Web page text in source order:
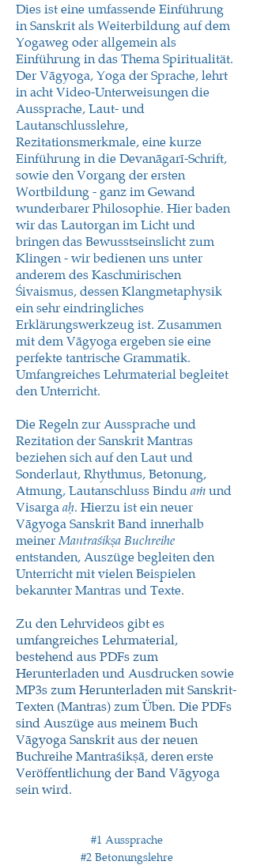
Dies ist eine umfassende Einführung
in Sanskrit als Weiterbildung auf dem
Yogaweg oder allgemein als
Einführung in das Thema Spiritualität.
Der Vāgyoga, Yoga der Sprache, lehrt
in acht Video-Unterweisungen die
Aussprache, Laut- und
Lautanschlusslehre,
Rezitationsmerkmale, eine kurze
Einführung in die Devanāgarī-Schrift,
sowie den Vorgang der ersten
Wortbildung - ganz im Gewand
wunderbarer Philosophie. Hier baden
wir das Lautorgan im Licht und
bringen das Bewusstseinslicht zum
Klingen - wir bedienen uns unter
anderem des Kaschmirischen
Śivaismus, dessen Klangmetaphysik
ein sehr eindringliches
Erklärungswerkzeug ist. Zusammen
mit dem Vāgyoga ergeben sie eine
perfekte tantrische Grammatik.
Umfangreiches Lehrmaterial begleitet
den Unterricht.
Die Regeln zur Aussprache und
Rezitation der Sanskrit Mantras
beziehen sich auf den Laut und
Sonderlaut, Rhythmus, Betonung,
Atmung, Lautanschluss Bindu aṁ und
Visarga aḥ. Hierzu ist ein neuer
Vāgyoga Sanskrit Band innerhalb
meinerMantraśikṣa Buchreihe
entstanden, Auszüge begleiten den
Unterricht mit vielen Beispielen
bekannter Mantras und Texte.
Zu den Lehrvideos gibt es
umfangreiches Lehrmaterial,
bestehend aus PDFs zum
Herunterladen und Ausdrucken sowie
MP3s zum Herunterladen mit Sanskrit-
Texten (Mantras) zum Üben. Die PDFs
sind Auszüge aus meinem Buch
Vāgyoga Sanskrit aus der neuen
Buchreihe Mantraśikṣā, deren erste
Veröffentlichung der Band Vāgyoga
sein wird.
#1 Aussprache
#2 Betonungslehre